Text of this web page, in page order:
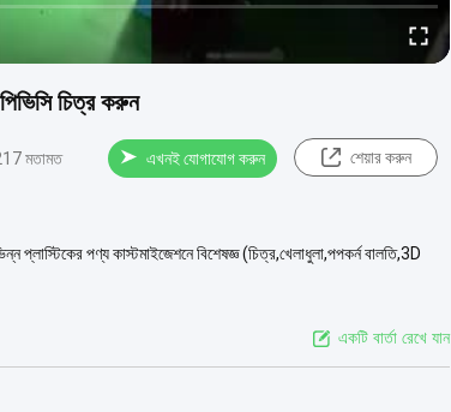
চিত্র করুন
মতামত এখনই যোগাযোগ করুন শেয়ার করুন
প্লাস্টিকের পণ্য কাস্টমাইজেশনে বিশেষজ্ঞ (চিত্র,খেলাধুলা,পপকর্ন বালতি,3D
একটি বার্তা রেখে যান